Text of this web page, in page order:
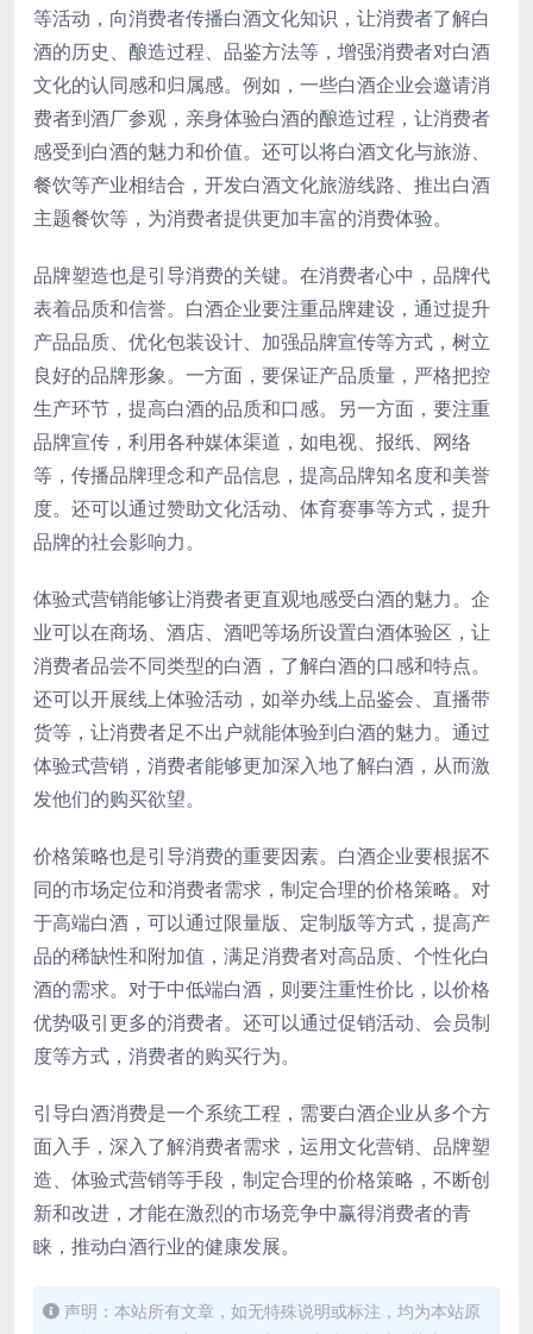
等活动，向消费者传播白酒文化知识，让消费者了解白
酒的历史、酿造过程、品鉴方法等，增强消费者对白酒
文化的认同感和归属感。例如，一些白酒企业会邀请消
费者到酒厂参观，亲身体验白酒的酿造过程，让消费者
感受到白酒的魅力和价值。还可以将白酒文化与旅游、
餐饮等产业相结合，开发白酒文化旅游线路、推出白酒
主题餐饮等，为消费者提供更加丰富的消费体验。
品牌塑造也是引导消费的关键。在消费者心中，品牌代
表着品质和信誉。白酒企业要注重品牌建设，通过提升
产品品质、优化包装设计、加强品牌宣传等方式，树立
良好的品牌形象。一方面，要保证产品质量，严格把控
生产环节，提高白酒的品质和口感。另一方面，要注重
品牌宣传，利用各种媒体渠道，如电视、报纸、网络
等，传播品牌理念和产品信息，提高品牌知名度和美誉
度。还可以通过赞助文化活动、体育赛事等方式，提升
品牌的社会影响力。
体验式营销能够让消费者更直观地感受白酒的魅力。企
业可以在商场、酒店、酒吧等场所设置白酒体验区，让
消费者品尝不同类型的白酒，了解白酒的口感和特点。
还可以开展线上体验活动，如举办线上品鉴会、直播带
货等，让消费者足不出户就能体验到白酒的魅力。通过
体验式营销，消费者能够更加深入地了解白酒，从而激
发他们的购买欲望。
价格策略也是引导消费的重要因素。白酒企业要根据不
同的市场定位和消费者需求，制定合理的价格策略。对
于高端白酒，可以通过限量版、定制版等方式，提高产
品的稀缺性和附加值，满足消费者对高品质、个性化白
酒的需求。对于中低端白酒，则要注重性价比，以价格
优势吸引更多的消费者。还可以通过促销活动、会员制
度等方式，消费者的购买行为。
引导白酒消费是一个系统工程，需要白酒企业从多个方
面入手，深入了解消费者需求，运用文化营销、品牌塑
造、体验式营销等手段，制定合理的价格策略，不断创
新和改进，才能在激烈的市场竞争中赢得消费者的青
睐，推动白酒行业的健康发展。
声明：本站所有文章，如无特殊说明或标注，均为本站原